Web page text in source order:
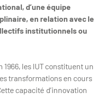
d’une équipe
en relation avec le
institutionnels ou
les IUT constituent un
transformations en cours
capacité d’innovation